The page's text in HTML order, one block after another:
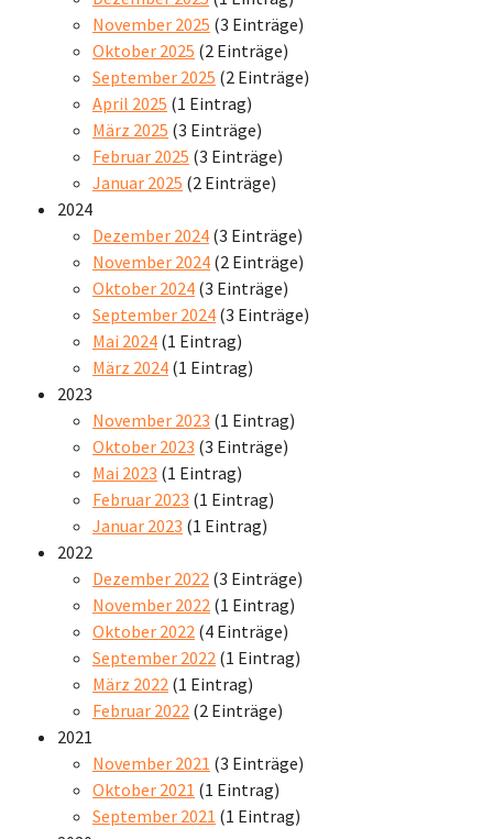
November 2025 (3 Einträge)
Oktober 2025 (2 Einträge)
September 2025 (2 Einträge)
April 2025 (1 Eintrag)
März 2025 (3 Einträge)
Februar 2025 (3 Einträge)
Januar 2025 (2 Einträge)
2024
Dezember 2024 (3 Einträge)
November 2024 (2 Einträge)
Oktober 2024 (3 Einträge)
September 2024 (3 Einträge)
Mai 2024 (1 Eintrag)
März 2024 (1 Eintrag)
2023
November 2023 (1 Eintrag)
Oktober 2023 (3 Einträge)
Mai 2023 (1 Eintrag)
Februar 2023 (1 Eintrag)
Januar 2023 (1 Eintrag)
2022
Dezember 2022 (3 Einträge)
November 2022 (1 Eintrag)
Oktober 2022 (4 Einträge)
September 2022 (1 Eintrag)
März 2022 (1 Eintrag)
Februar 2022 (2 Einträge)
2021
November 2021 (3 Einträge)
Oktober 2021 (1 Eintrag)
September 2021 (1 Eintrag)